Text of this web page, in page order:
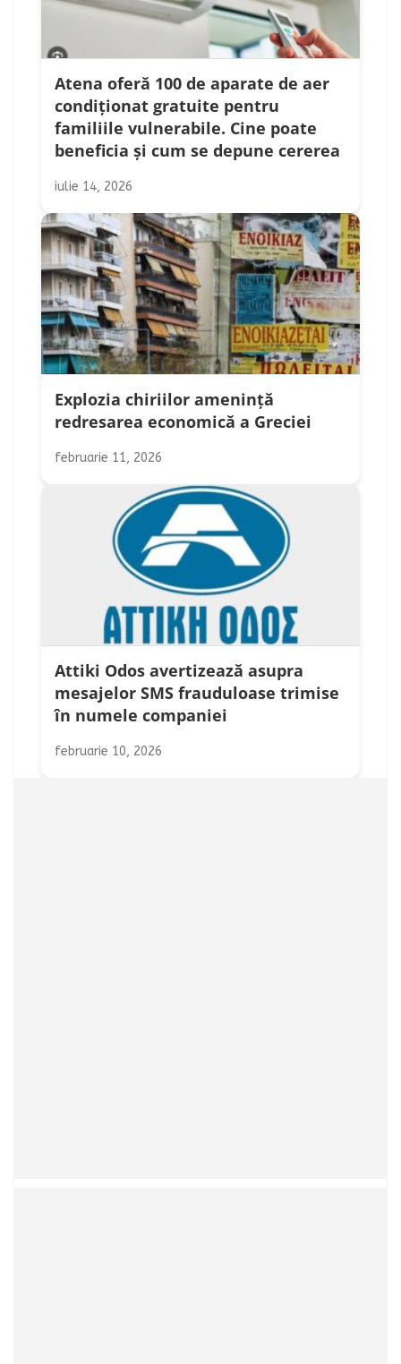
Atena oferă 100 de aparate de aer
condiționat gratuite pentru
familiile vulnerabile. Cine poate
beneficia și cum se depune cererea
iulie 14, 2026
Explozia chiriilor amenință
redresarea economică a Greciei
februarie 11, 2026
Attiki Odos avertizează asupra
mesajelor SMS frauduloase trimise
în numele companiei
februarie 10, 2026